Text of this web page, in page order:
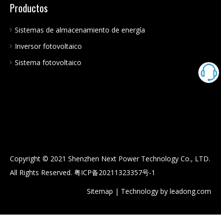
Productos
Sistemas de almacenamiento de energía
Inversor fotovoltaico
Sistema fotovoltaico
Copyright © 2021 Shenzhen Next Power Technology Co., LTD.
All Rights Reserved. 粤ICP备20211323357号-1
Sitemap | Technology by leadong.com